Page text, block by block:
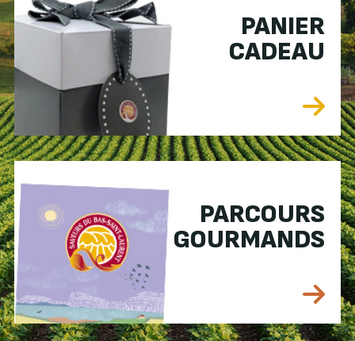
PANIER
CADEAU
PARCOURS
GOURMANDS